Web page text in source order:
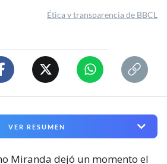
Ética y transparencia de BBCL
VER RESUMEN
Miranda dejó un momento el